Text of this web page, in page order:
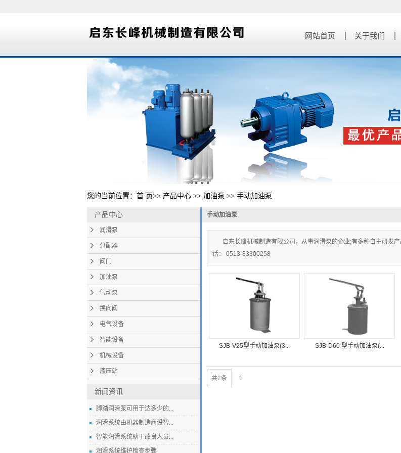
网站首页 关于我们
您的当前位置： 首 页>> 产品中心 >> 加油泵 >> 手动加油泵
产品中心
润滑泵
分配器
阀门
加油泵
气动泵
换向阀
电气设备
智能设备
机械设备
液压站
新闻资讯
脚踏润滑泵可用于达多少的...
润滑系统由机器制造商设智...
智能润滑系统助于改良人员...
润滑系统维护检查步骤
手动加油泵
启东长峰机械制造有限公司，从事润滑泵的企业;有多种自主研发
话： 0513-83300258
SJB-V25型手动加油泵(3... SJB-D60 型手动加油泵(...
共2条 1